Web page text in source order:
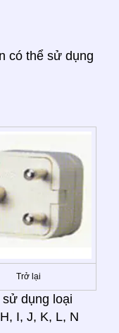
có thể sử dụng
Trở lại
dụng loại
I, J, K, L, N